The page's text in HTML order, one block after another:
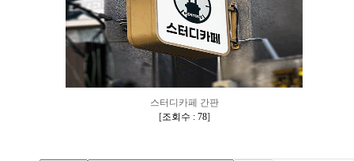
스터디카페 간판
[조회수 : 78]